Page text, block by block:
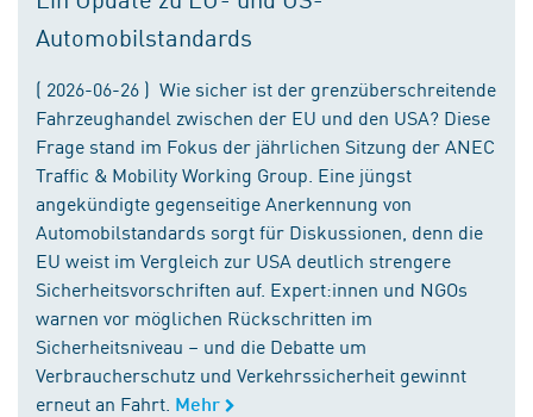
Automobilstandards
( 2026-06-26 ) Wie sicher ist der grenzüberschreitende
Fahrzeughandel zwischen der EU und den USA? Diese
Frage stand im Fokus der jährlichen Sitzung der ANEC
Traffic & Mobility Working Group. Eine jüngst
angekündigte gegenseitige Anerkennung von
Automobilstandards sorgt für Diskussionen, denn die
EU weist im Vergleich zur USA deutlich strengere
Sicherheitsvorschriften auf. Expert:innen und NGOs
warnen vor möglichen Rückschritten im
Sicherheitsniveau – und die Debatte um
Verbraucherschutz und Verkehrssicherheit gewinnt
erneut an Fahrt. Mehr